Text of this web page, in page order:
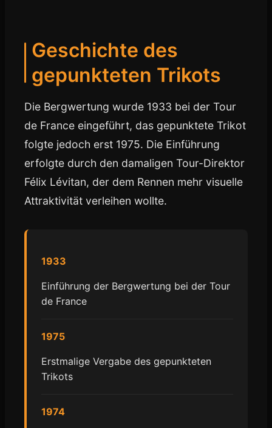
Geschichte des
gepunkteten Trikots
Die Bergwertung wurde 1933 bei der Tour
de France eingeführt, das gepunktete Trikot
folgte jedoch erst 1975. Die Einführung
erfolgte durch den damaligen Tour-Direktor
Félix Lévitan, der dem Rennen mehr visuelle
Attraktivität verleihen wollte.
1933
Einführung der Bergwertung bei der Tour
de France
1975
Erstmalige Vergabe des gepunkteten
Trikots
1974